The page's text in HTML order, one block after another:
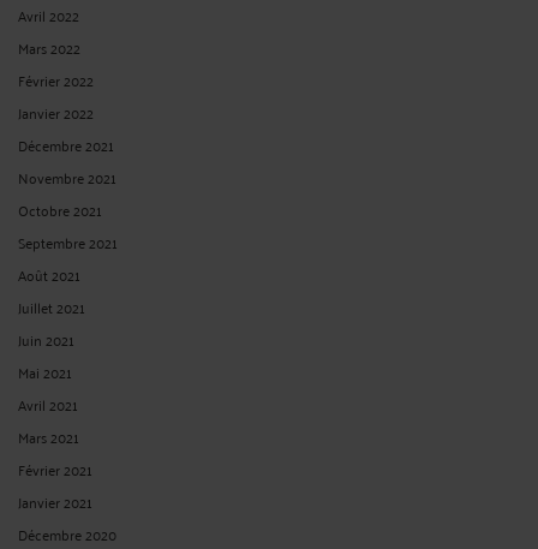
Avril 2022
Mars 2022
Février 2022
Janvier 2022
Décembre 2021
Novembre 2021
Octobre 2021
Septembre 2021
Août 2021
Juillet 2021
Juin 2021
Mai 2021
Avril 2021
Mars 2021
Février 2021
Janvier 2021
Décembre 2020